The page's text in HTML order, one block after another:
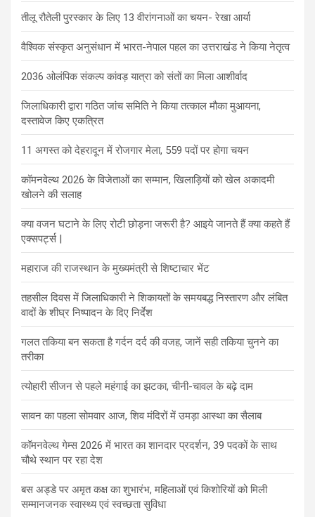
तीलू रौतेली पुरस्कार के लिए 13 वीरांगनाओं का चयन- रेखा आर्या
वैश्विक संस्कृत अनुसंधान में भारत-नेपाल पहल का उत्तराखंड ने किया नेतृत्व
2036 ओलंपिक संकल्प कांवड़ यात्रा को संतों का मिला आशीर्वाद
जिलाधिकारी द्वारा गठित जांच समिति ने किया तत्काल मौका मुआयना,
दस्तावेज किए एकत्रित
11 अगस्त को देहरादून में रोजगार मेला, 559 पदों पर होगा चयन
कॉमनवेल्थ 2026 के विजेताओं का सम्मान, खिलाड़ियों को खेल अकादमी
खोलने की सलाह
क्या वजन घटाने के लिए रोटी छोड़ना जरूरी है? आइये जानते हैं क्या कहते हैं
एक्सपर्ट्स |
महाराज की राजस्थान के मुख्यमंत्री से शिष्टाचार भेंट
तहसील दिवस में जिलाधिकारी ने शिकायतों के समयबद्ध निस्तारण और लंबित
वादों के शीघ्र निष्पादन के दिए निर्देश
गलत तकिया बन सकता है गर्दन दर्द की वजह, जानें सही तकिया चुनने का
तरीका
त्योहारी सीजन से पहले महंगाई का झटका, चीनी-चावल के बढ़े दाम
सावन का पहला सोमवार आज, शिव मंदिरों में उमड़ा आस्था का सैलाब
कॉमनवेल्थ गेम्स 2026 में भारत का शानदार प्रदर्शन, 39 पदकों के साथ
चौथे स्थान पर रहा देश
बस अड्डे पर अमृत कक्ष का शुभारंभ, महिलाओं एवं किशोरियों को मिली
सम्मानजनक स्वास्थ्य एवं स्वच्छता सुविधा